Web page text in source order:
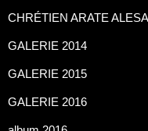
CHRÉTIEN ARATE
GALERIE 2014
GALERIE 2015
GALERIE 2016